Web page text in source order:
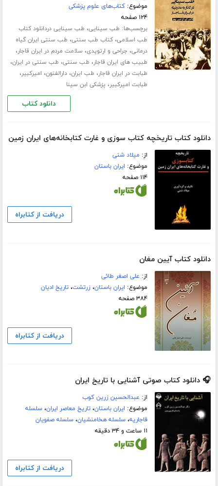
موضوع:کتاب‌های علوم پزشکی
۱۲۴ صفحه
برچسب‌ها: طب سینایی، طب سینایی دردانلود کتاب
طب اسلامی،کتاب طب سنتی، طب سنتی ایران گیاه
درمانی، جراحی و ارتوپدی، سلامت مردم در ایران قاجار،
طبیب های ایران قاجار، طب سنتی، طب سنتی در ایران،
طبابت در ایران قاجار، طب ایران،دارالفنون، امیرکبیر،
طبابت امیرکبیر، پزشکی ابن سینا
دانلود کتاب
دانلود کتاب تاریخچه کتاب سوزی و غارت کتابخانه‌های ایران زمین
از: میلاد شنی
موضوع: ایران باستان
۱۱۴ صفحه
دریافت از کتابراه
دانلود کتاب آیین مغان
از: علی اصغر طائی
موضوع: ایران باستان،زرتشت،تاریخ ادیان
۳۸۴ صفحه
دریافت از کتابراه
🎧 دانلود کتاب صوتی آشنایی با تاریخ ایران
از: عبدالحسین زرین کوب
موضوع: ایران باستان،تاریخ معاصر ایران،سلسله
قاجاریه،سلسله هخامنشیان،سلسله صفویان
۱۱ ساعت و ۳۴ دقیقه
دریافت از کتابراه